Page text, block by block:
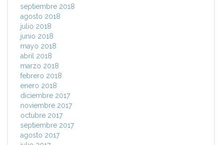
septiembre 2018
agosto 2018
julio 2018
junio 2018
mayo 2018
abril 2018
marzo 2018
febrero 2018
enero 2018
diciembre 2017
noviembre 2017
octubre 2017
septiembre 2017
agosto 2017